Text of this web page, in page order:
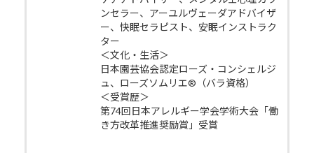
ンセラー、アーユルヴェーダアドバイザ
ー、快眠セラピスト、安眠インストラク
ター
＜文化・生活＞
日本園芸協会認定ローズ・コンシェルジ
ュ、ローズソムリエ®（バラ資格）
＜受賞歴＞
第74回日本アレルギー学会学術大会「働
き方改革推進奨励賞」受賞